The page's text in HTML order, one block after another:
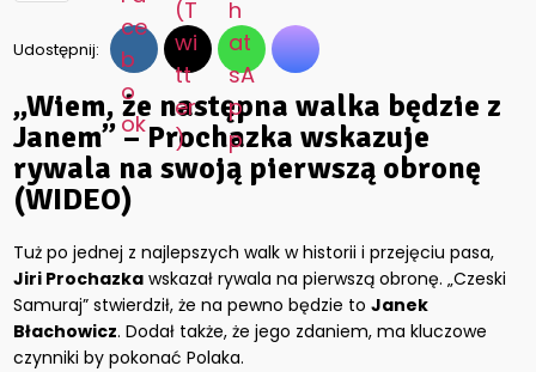
Udostępnij:
„Wiem, że następna walka będzie z
Janem” – Prochazka wskazuje
rywala na swoją pierwszą obronę
(WIDEO)
Tuż po jednej z najlepszych walk w historii i przejęciu pasa,
Jiri Prochazka wskazał rywala na pierwszą obronę. „Czeski
Samuraj” stwierdził, że na pewno będzie toJanek
Błachowicz. Dodał także, że jego zdaniem, ma kluczowe
czynniki by pokonać Polaka.